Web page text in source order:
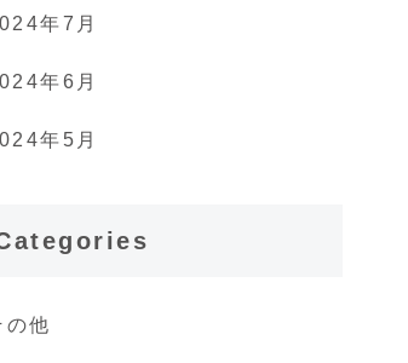
年7月
年6月
年5月
の他